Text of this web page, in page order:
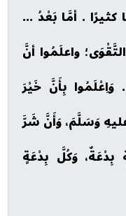
. أمَّا بَعْدُ ...
واعلَمُوا أنَّ
وَاِعْلَمُوا بِأَنَّ خَيْرَ
وَسَلَّمَ، وَأَنَّ شَرَّ
بِدْعَةٌ، وَكُلَّ بِدْعَةٍ